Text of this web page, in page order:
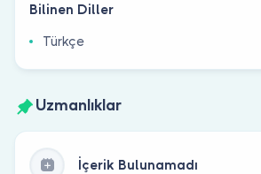
Bilinen Diller
Türkçe
Uzmanlıklar
İçerik Bulunamadı